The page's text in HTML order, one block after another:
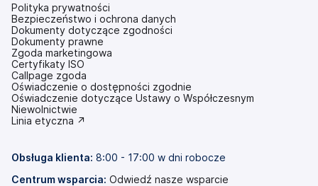
Polityka prywatności
Bezpieczeństwo i ochrona danych
Dokumenty dotyczące zgodności
Dokumenty prawne
Zgoda marketingowa
Certyfikaty ISO
Callpage zgoda
Oświadczenie o dostępności zgodnie
(otwiera
się
w
Oświadczenie dotyczące Ustawy o Współczesnym
Niewolnictwie
(otwiera
nowej
karcie)
Linia etyczna ↗
Obsługa klienta: 8:00 - 17:00 w dni robocze
Centrum wsparcia: Odwiedź nasze wsparcie